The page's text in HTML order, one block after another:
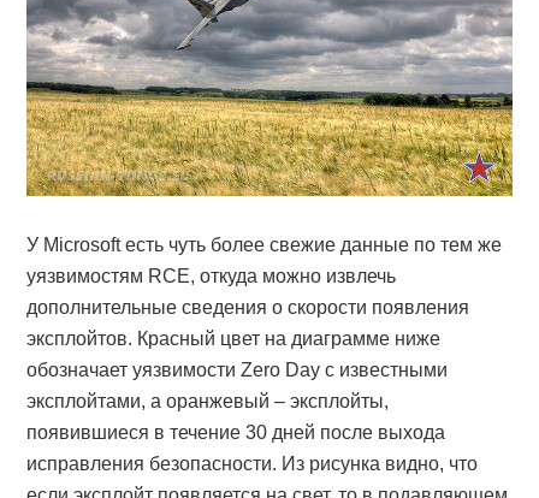
У Microsoft есть чуть более свежие данные по тем же
уязвимостям RCE, откуда можно извлечь
дополнительные сведения о скорости появления
эксплойтов. Красный цвет на диаграмме ниже
обозначает уязвимости Zero Day с известными
эксплойтами, а оранжевый – эксплойты,
появившиеся в течение 30 дней после выхода
исправления безопасности. Из рисунка видно, что